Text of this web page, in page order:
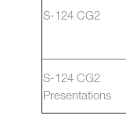
S-124 CG2
S-124 CG2
Presentations